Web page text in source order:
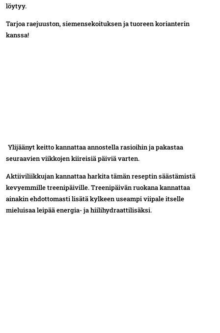
löytyy.
Tarjoa raejuuston, siemensekoituksen ja tuoreen korianterin
kanssa!
Ylijäänyt keitto kannattaa annostella rasioihin ja pakastaa
seuraavien viikkojen kiireisiä päiviä varten.
Aktiiviliikkujan kannattaa harkita tämän reseptin säästämistä
kevyemmille treenipäiville. Treenipäivän ruokana kannattaa
ainakin ehdottomasti lisätä kylkeen useampi viipale itselle
mieluisaa leipää energia- ja hiilihydraattilisäksi.